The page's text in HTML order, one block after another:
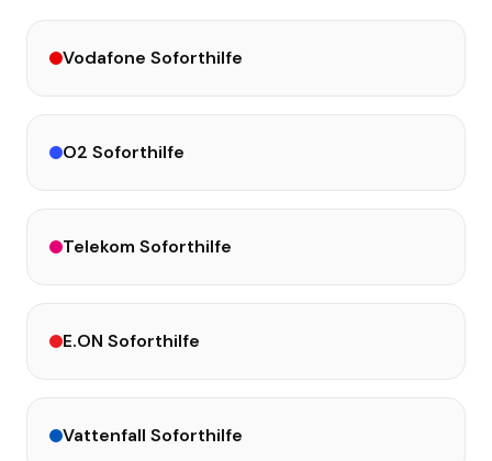
Vodafone Soforthilfe
O2 Soforthilfe
Telekom Soforthilfe
E.ON Soforthilfe
Vattenfall Soforthilfe